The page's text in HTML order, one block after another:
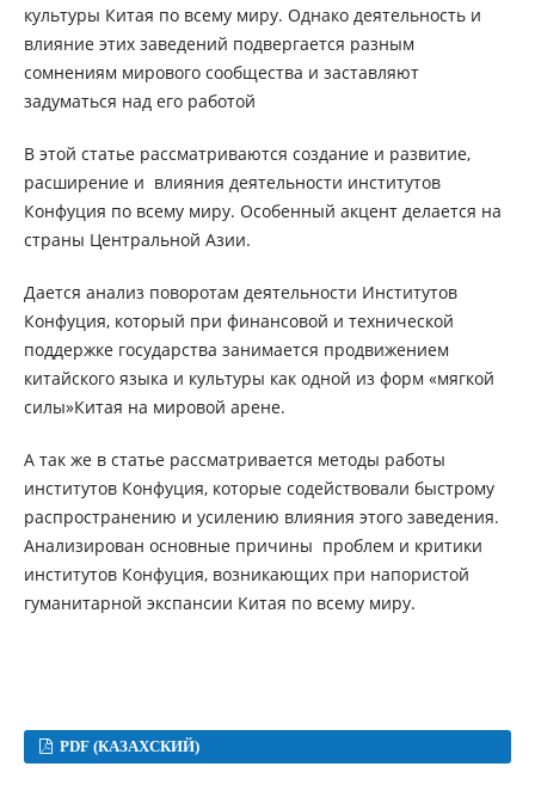
культуры Китая по всему миру. Однако деятельность и
влияние этих заведений подвергается разным
сомнениям мирового сообщества и заставляют
задуматься над его работой
В этой статье рассматриваются создание и развитие,
расширение и влияния деятельности институтов
Конфуция по всему миру. Особенный акцент делается на
страны Центральной Азии.
Дается анализ поворотам деятельности Институтов
Конфуция, который при финансовой и технической
поддержке государства занимается продвижением
китайского языка и культуры как одной из форм «мягкой
силы»Китая на мировой арене.
А так же в статье рассматривается методы работы
институтов Конфуция, которые содействовали быстрому
распространению и усилению влияния этого заведения.
Анализирован основные причины проблем и критики
институтов Конфуция, возникающих при напористой
гуманитарной экспансии Китая по всему миру.
PDF (КАЗАХСКИЙ)